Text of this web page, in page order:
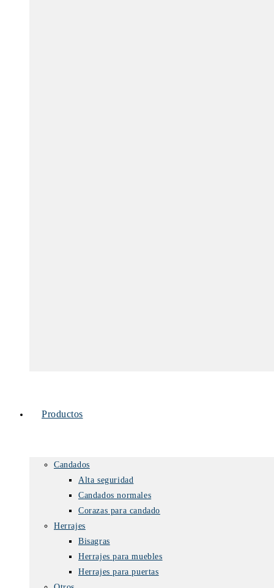
Productos
Candados
Alta seguridad
Candados normales
Corazas para candado
Herrajes
Bisagras
Herrajes para muebles
Herrajes para puertas